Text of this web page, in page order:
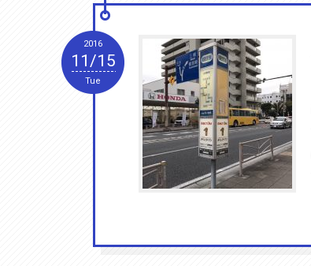
2016
11/15
Tue